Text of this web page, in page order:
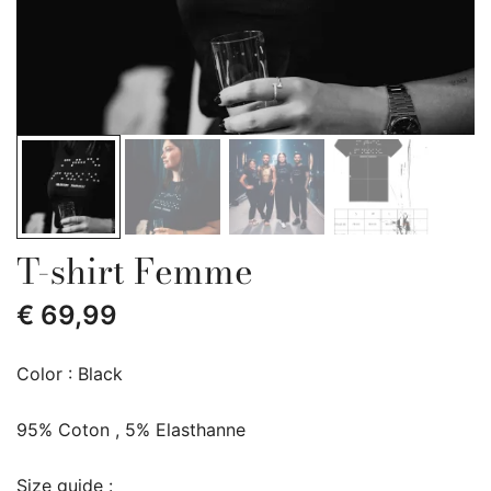
T-shirt Femme
€ 69,99
Color : Black
95% Coton , 5% Elasthanne
Size guide :